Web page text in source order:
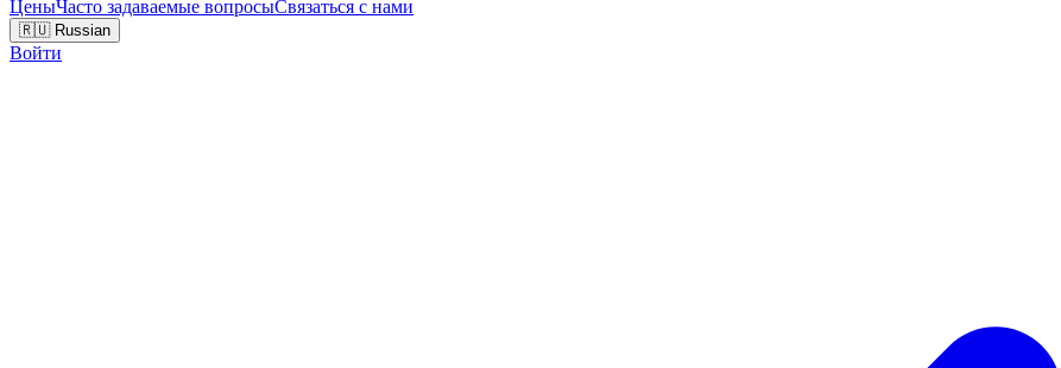
ЦеныЧасто задаваемые вопросыСвязаться с нами
🇷🇺 Russian
Войти